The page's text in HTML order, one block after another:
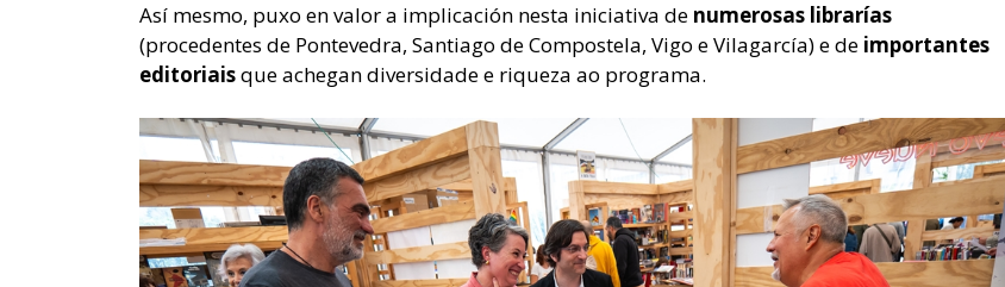
Así mesmo, puxo en valor a implicación nesta iniciativa de numerosas librarías
(procedentes de Pontevedra, Santiago de Compostela, Vigo e Vilagarcía) e de importantes
editoriaisque achegan diversidade e riqueza ao programa.